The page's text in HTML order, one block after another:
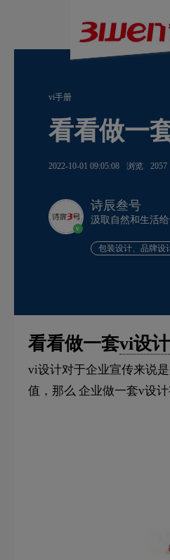
vi手册
看看做一
2022-10-01 09:05:08 浏览 2057
v
诗辰叁号
汲取自然和生活
包装设计、品牌设
看看做一套vi设计
vi设计对于企业宣传来说
值，那么 企业做一套v设